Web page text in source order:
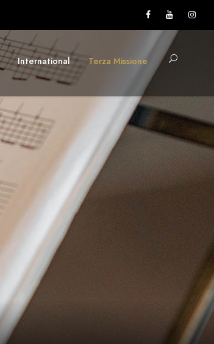
International Terza Missione